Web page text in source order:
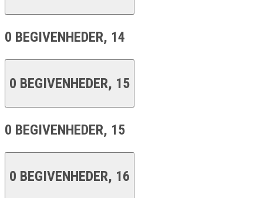
0 BEGIVENHEDER, 14
0 BEGIVENHEDER, 15
0 BEGIVENHEDER, 15
0 BEGIVENHEDER, 16